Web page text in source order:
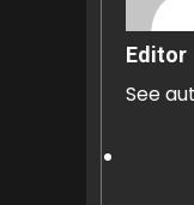
Editor
See